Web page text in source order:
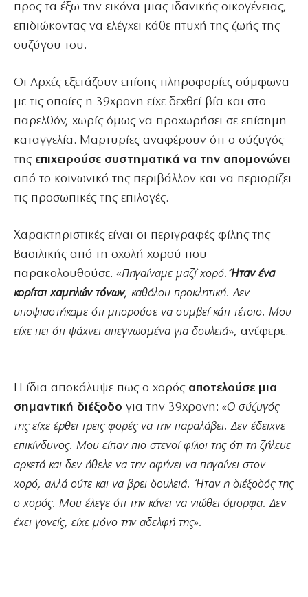
προς τα έξω την εικόνα μιας ιδανικής οικογένειας,
επιδιώκοντας να ελέγχει κάθε πτυχή της ζωής της
συζύγου του.
Οι Αρχές εξετάζουν επίσης πληροφορίες σύμφωνα
με τις οποίες η 39χρονη είχε δεχθεί βία και στο
παρελθόν, χωρίς όμως να προχωρήσει σε επίσημη
καταγγελία. Μαρτυρίες αναφέρουν ότι ο σύζυγός
της επιχειρούσε συστηματικά να την απομονώνει
από το κοινωνικό της περιβάλλον και να περιορίζει
τις προσωπικές της επιλογές.
Χαρακτηριστικές είναι οι περιγραφές φίλης της
Βασιλικής από τη σχολή χορού που
παρακολουθούσε. «Πηγαίναμε μαζί χορό.Ήταν ένα
κορίτσι χαμηλών τόνων, καθόλου προκλητική. Δεν
υποψιαστήκαμε ότι μπορούσε να συμβεί κάτι τέτοιο. Μου
είχε πει ότι ψάχνει απεγνωσμένα για δουλειά», ανέφερε.
Η ίδια αποκάλυψε πως ο χορός αποτελούσε μια
σημαντική διέξοδο για την 39χρονη: «Ο σύζυγός
της είχε έρθει τρεις φορές να την παραλάβει. Δεν έδειχνε
επικίνδυνος. Μου είπαν πιο στενοί φίλοι της ότι τη ζήλευε
αρκετά και δεν ήθελε να την αφήνει να πηγαίνει στον
χορό, αλλά ούτε και να βρει δουλειά. Ήταν η διέξοδός της
ο χορός. Μου έλεγε ότι την κάνει να νιώθει όμορφα. Δεν
έχει γονείς, είχε μόνο την αδελφή της».